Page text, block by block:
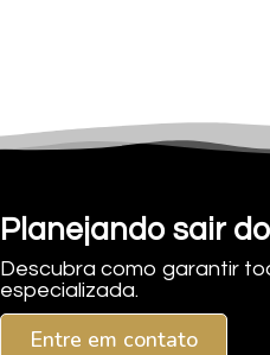
Planejando sair
Descubra como garantir
especializada.
Entre em contato